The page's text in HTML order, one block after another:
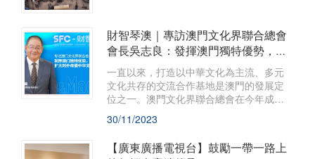
財智琴澳｜專訪澳門文化界聯合總會
會長吳志良：發揮澳門獨特優勢，擴
大對外傳播中華文化的軟實力
一直以來，打造以中華文化為主流、多元
文化共存的交流合作基地是澳門的發展定
位之一。澳門文化界聯合總會在今年成
立，致力於凝聚澳門文化藝術界，促進文
藝界的大團結、大協作、大聯合，助力“一
基地”建設，特別是與葡語國家的文化交流
合作，向世界傳播中華文化等。日前，澳
30/11/2023
【廣東廣播電視台】鼓勵一帶一路上